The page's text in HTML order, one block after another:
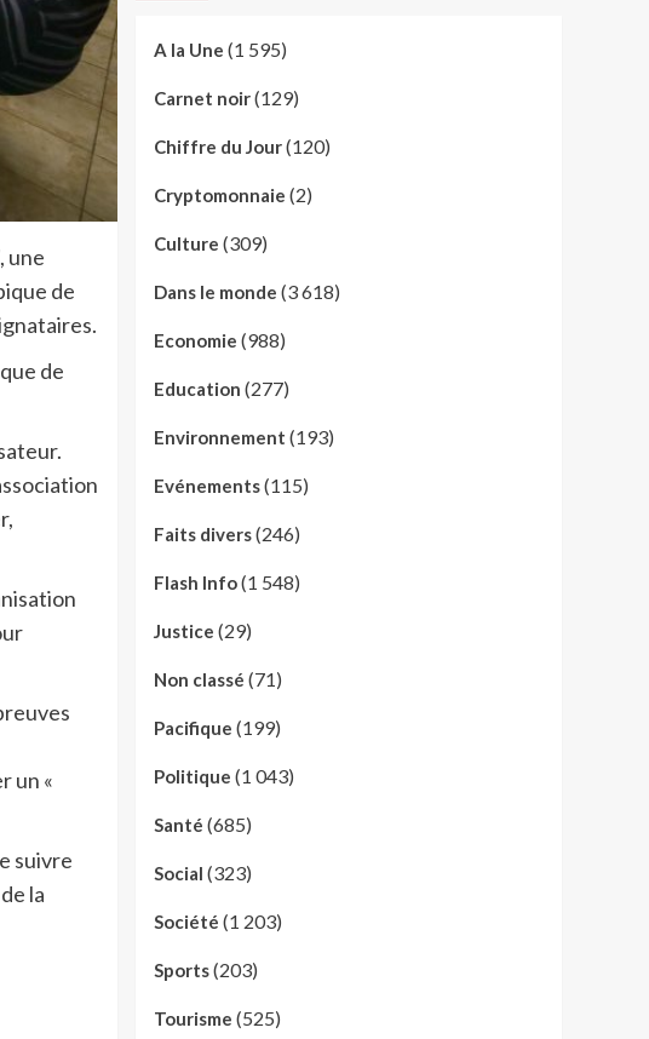
une
de
de
un «
suivre
la
A la Une (1 595)
Carnet noir(129)
Chiffre du Jour(120)
Cryptomonnaie (2)
Culture (309)
Dans le monde (3 618)
Economie (988)
Education (277)
Environnement (193)
Evénements(115)
Faits divers(246)
Flash Info(1 548)
Justice (29)
Non classé (71)
Pacifique (199)
Politique (1 043)
Santé (685)
Social (323)
Société (1 203)
Sports(203)
Tourisme (525)